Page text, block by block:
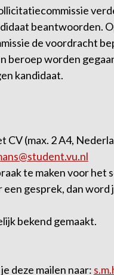
beantwoorden.
de voordracht
beroep worden
kandidaat.
(max. 2 A4,
te maken voor
gesprek, dan word
bekend gemaakt.
deze mailen naar: